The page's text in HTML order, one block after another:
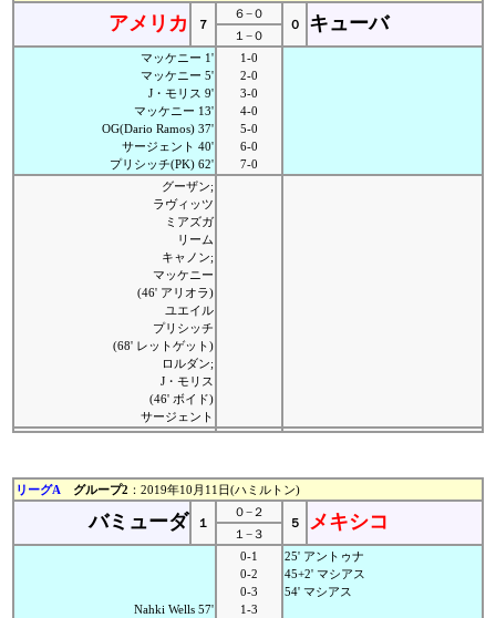
アメリカ ７
６−０
０
キューバ
１−０
マッケニー 1'
マッケニー 5'
J・モリス 9'
マッケニー 13'
OG(Dario Ramos) 37'
サージェント 40'
プリシッチ(PK) 62'
1-0
2-0
3-0
4-0
5-0
6-0
7-0
グーザン;
ラヴィッツ
ミアズガ
リーム
キャノン;
マッケニー
(46' アリオラ)
ユエイル
プリシッチ
(68' レットゲット)
ロルダン;
J・モリス
(46' ボイド)
サージェント
リーグA グループ2 ：2019年10月11日(ハミルトン)
バミューダ １
０−２
５
メキシコ
１−３
Nahki Wells 57'
0-1
0-2
0-3
1-3
25' アントゥナ
45+2' マシアス
54' マシアス